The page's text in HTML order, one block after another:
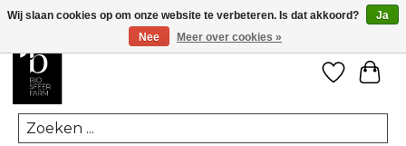
Zoeken
Wij slaan cookies op om onze website te verbeteren. Is dat akkoord?
Ja
Nee
Meer over cookies »